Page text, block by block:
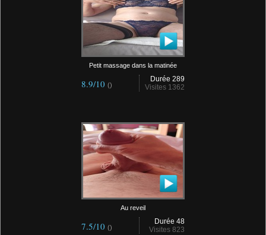
Petit massage dans la matinée
Durée 289
Visites 1362
8.9/10 ()
Au reveil
Durée 48
Visites 823
7.5/10 ()